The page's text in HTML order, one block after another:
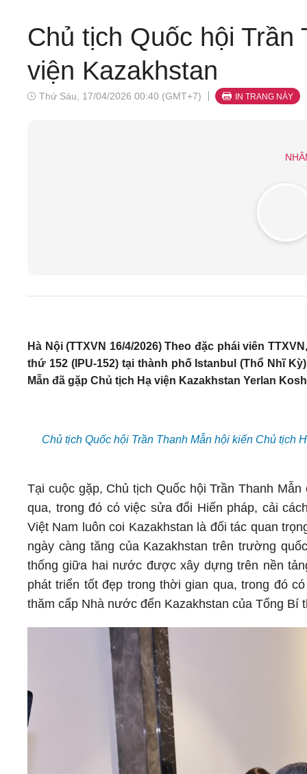
Chủ tịch Quốc hội Trần
viện Kazakhstan
Thứ Sáu, 17/04/2026 00:40 (GMT+7) IN TRANG NÀY
Hà Nội (TTXVN 16/4/2026) Theo đặc phái viên
thứ 152 (IPU-152) tại thành phố Istanbul (Thổ Nhĩ
Mẫn đã gặp Chủ tịch Hạ viện Kazakhstan Yerlan
Chủ tịch Quốc hội Trần Thanh Mẫn hội kiến Chủ tịch
Tại cuộc gặp, Chủ tịch Quốc hội Trần Thanh
qua, trong đó có việc sửa đổi Hiến pháp, cải
Việt Nam luôn coi Kazakhstan là đối tác quan
ngày càng tăng của Kazakhstan trên trường
thống giữa hai nước được xây dựng trên nền
phát triển tốt đẹp trong thời gian qua, trong đó
thăm cấp Nhà nước đến Kazakhstan của Tổng Bí